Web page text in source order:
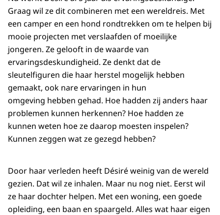
Graag wil ze dit combineren met een wereldreis. Met
een camper en een hond rondtrekken om te helpen bij
mooie projecten met verslaafden of moeilijke
jongeren. Ze gelooft in de waarde van
ervaringsdeskundigheid. Ze denkt dat de
sleutelfiguren die haar herstel mogelijk hebben
gemaakt, ook nare ervaringen in hun
omgeving hebben gehad. Hoe hadden zij anders haar
problemen kunnen herkennen? Hoe hadden ze
kunnen weten hoe ze daarop moesten inspelen?
Kunnen zeggen wat ze gezegd hebben?
Door haar verleden heeft Désiré weinig van de wereld
gezien. Dat wil ze inhalen. Maar nu nog niet. Eerst wil
ze haar dochter helpen. Met een woning, een goede
opleiding, een baan en spaargeld. Alles wat haar eigen